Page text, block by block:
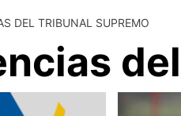
DEL TRIBUNAL SUPREMO